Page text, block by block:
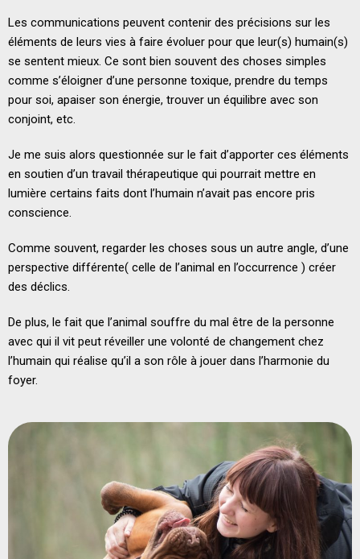
Les communications peuvent contenir des précisions sur les
éléments de leurs vies à faire évoluer pour que leur(s) humain(s)
se sentent mieux. Ce sont bien souvent des choses simples
comme s’éloigner d’une personne toxique, prendre du temps
pour soi, apaiser son énergie, trouver un équilibre avec son
conjoint, etc.
Je me suis alors questionnée sur le fait d’apporter ces éléments
en soutien d’un travail thérapeutique qui pourrait mettre en
lumière certains faits dont l’humain n’avait pas encore pris
conscience.
Comme souvent, regarder les choses sous un autre angle, d’une
perspective différente( celle de l’animal en l’occurrence ) créer
des déclics.
De plus, le fait que l’animal souffre du mal être de la personne
avec qui il vit peut réveiller une volonté de changement chez
l’humain qui réalise qu’il a son rôle à jouer dans l’harmonie du
foyer.